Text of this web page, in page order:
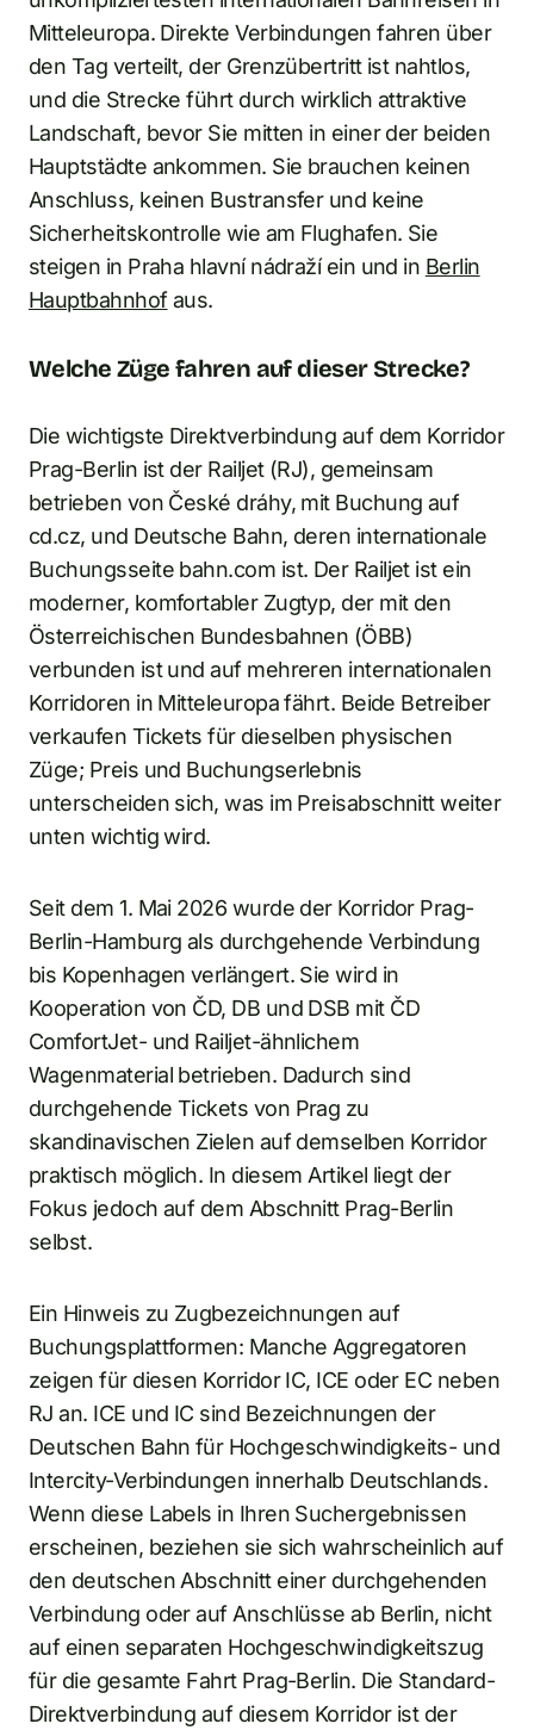
Mitteleuropa. Direkte Verbindungen fahren über
den Tag verteilt, der Grenzübertritt ist nahtlos,
und die Strecke führt durch wirklich attraktive
Landschaft, bevor Sie mitten in einer der beiden
Hauptstädte ankommen. Sie brauchen keinen
Anschluss, keinen Bustransfer und keine
Sicherheitskontrolle wie am Flughafen. Sie
steigen in Praha hlavní nádraží ein und in Berlin
Hauptbahnhofaus.
Welche Züge fahren auf dieser Strecke?
Die wichtigste Direktverbindung auf dem Korridor
Prag-Berlin ist der Railjet (RJ), gemeinsam
betrieben von České dráhy, mit Buchung auf
cd.cz, und Deutsche Bahn, deren internationale
Buchungsseite bahn.com ist. Der Railjet ist ein
moderner, komfortabler Zugtyp, der mit den
Österreichischen Bundesbahnen (ÖBB)
verbunden ist und auf mehreren internationalen
Korridoren in Mitteleuropa fährt. Beide Betreiber
verkaufen Tickets für dieselben physischen
Züge; Preis und Buchungserlebnis
unterscheiden sich, was im Preisabschnitt weiter
unten wichtig wird.
Seit dem 1. Mai 2026 wurde der Korridor Prag-
Berlin-Hamburg als durchgehende Verbindung
bis Kopenhagen verlängert. Sie wird in
Kooperation von ČD, DB und DSB mit ČD
ComfortJet- und Railjet-ähnlichem
Wagenmaterial betrieben. Dadurch sind
durchgehende Tickets von Prag zu
skandinavischen Zielen auf demselben Korridor
praktisch möglich. In diesem Artikel liegt der
Fokus jedoch auf dem Abschnitt Prag-Berlin
selbst.
Ein Hinweis zu Zugbezeichnungen auf
Buchungsplattformen: Manche Aggregatoren
zeigen für diesen Korridor IC, ICE oder EC neben
RJ an. ICE und IC sind Bezeichnungen der
Deutschen Bahn für Hochgeschwindigkeits- und
Intercity-Verbindungen innerhalb Deutschlands.
Wenn diese Labels in Ihren Suchergebnissen
erscheinen, beziehen sie sich wahrscheinlich auf
den deutschen Abschnitt einer durchgehenden
Verbindung oder auf Anschlüsse ab Berlin, nicht
auf einen separaten Hochgeschwindigkeitszug
für die gesamte Fahrt Prag-Berlin. Die Standard-
Direktverbindung auf diesem Korridor ist der